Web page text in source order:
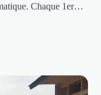
Chaque 1er…